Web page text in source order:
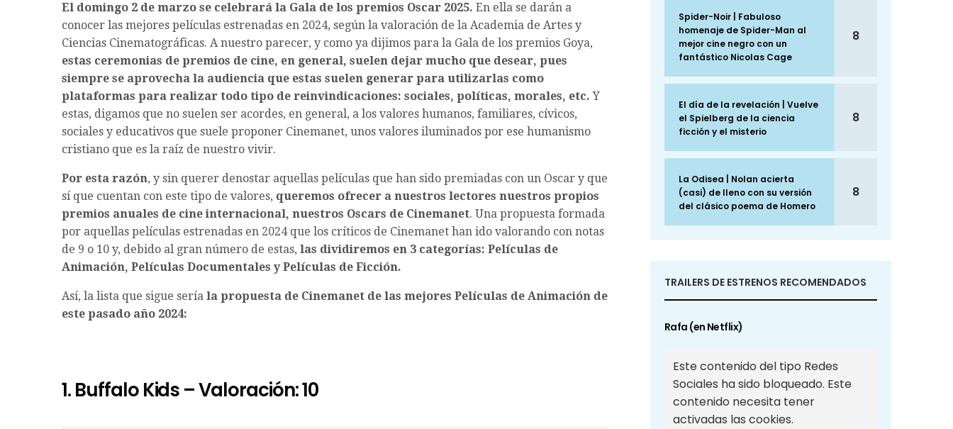
El domingo 2 de marzo se celebrará la Gala de los premios Oscar 2025. En ella se darán a
conocer las mejores películas estrenadas en 2024, según la valoración de la Academia de Artes y
Ciencias Cinematográficas. A nuestro parecer, y como ya dijimos para la Gala de los premios Goya,
estas ceremonias de premios de cine, en general, suelen dejar mucho que desear, pues
siempre se aprovecha la audiencia que estas suelen generar para utilizarlas como
plataformas para realizar todo tipo de reinvindicaciones: sociales, políticas, morales, etc. Y
estas, digamos que no suelen ser acordes, en general, a los valores humanos, familiares, cívicos,
sociales y educativos que suele proponer Cinemanet, unos valores iluminados por ese humanismo
cristiano que es la raíz de nuestro vivir.
Por esta razón, y sin querer denostar aquellas películas que han sido premiadas con un Oscar y que
sí que cuentan con este tipo de valores, queremos ofrecer a nuestros lectores nuestros propios
premios anuales de cine internacional, nuestros Oscars de Cinemanet. Una propuesta formada
por aquellas películas estrenadas en 2024 que los críticos de Cinemanet han ido valorando con notas
de 9 o 10 y, debido al gran número de estas, las dividiremos en 3 categorías: Películas de
Animación, Películas Documentales y Películas de Ficción.
Así, la lista que sigue sería la propuesta de Cinemanet de las mejores Películas de Animación de
este pasado año 2024:
1. Buffalo Kids – Valoración: 10
Spider-Noir | Fabuloso
homenaje de Spider-Man al
mejor cine negro con un
fantástico Nicolas Cage
8
El día de la revelación | Vuelve
el Spielberg de la ciencia
ficción y el misterio
8
La Odisea | Nolan acierta
(casi) de lleno con su versión
del clásico poema de Homero
8
TRAILERS DE ESTRENOS RECOMENDADOS
Rafa (en Netflix)
Este contenido del tipo Redes
Sociales ha sido bloqueado. Este
contenido necesita tener
activadas las cookies.